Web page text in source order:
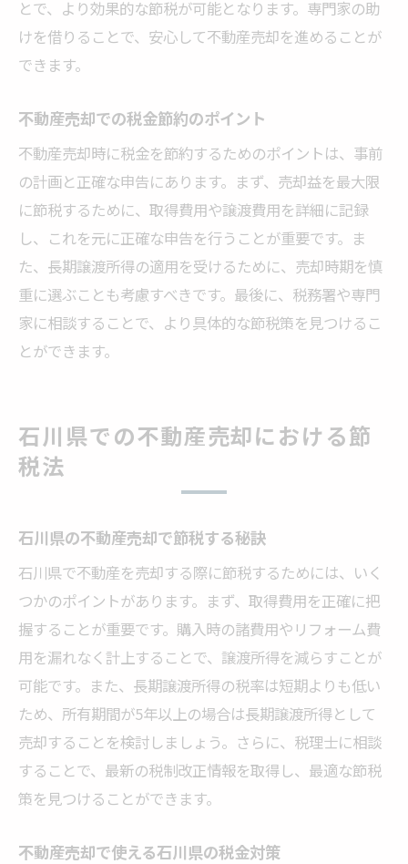
とで、より効果的な節税が可能となります。専門家の助
けを借りることで、安心して不動産売却を進めることが
できます。
不動産売却での税金節約のポイント
不動産売却時に税金を節約するためのポイントは、事前
の計画と正確な申告にあります。まず、売却益を最大限
に節税するために、取得費用や譲渡費用を詳細に記録
し、これを元に正確な申告を行うことが重要です。ま
た、長期譲渡所得の適用を受けるために、売却時期を慎
重に選ぶことも考慮すべきです。最後に、税務署や専門
家に相談することで、より具体的な節税策を見つけるこ
とができます。
石川県での不動産売却における節
税法
石川県の不動産売却で節税する秘訣
石川県で不動産を売却する際に節税するためには、いく
つかのポイントがあります。まず、取得費用を正確に把
握することが重要です。購入時の諸費用やリフォーム費
用を漏れなく計上することで、譲渡所得を減らすことが
可能です。また、長期譲渡所得の税率は短期よりも低い
ため、所有期間が5年以上の場合は長期譲渡所得として
売却することを検討しましょう。さらに、税理士に相談
することで、最新の税制改正情報を取得し、最適な節税
策を見つけることができます。
不動産売却で使える石川県の税金対策